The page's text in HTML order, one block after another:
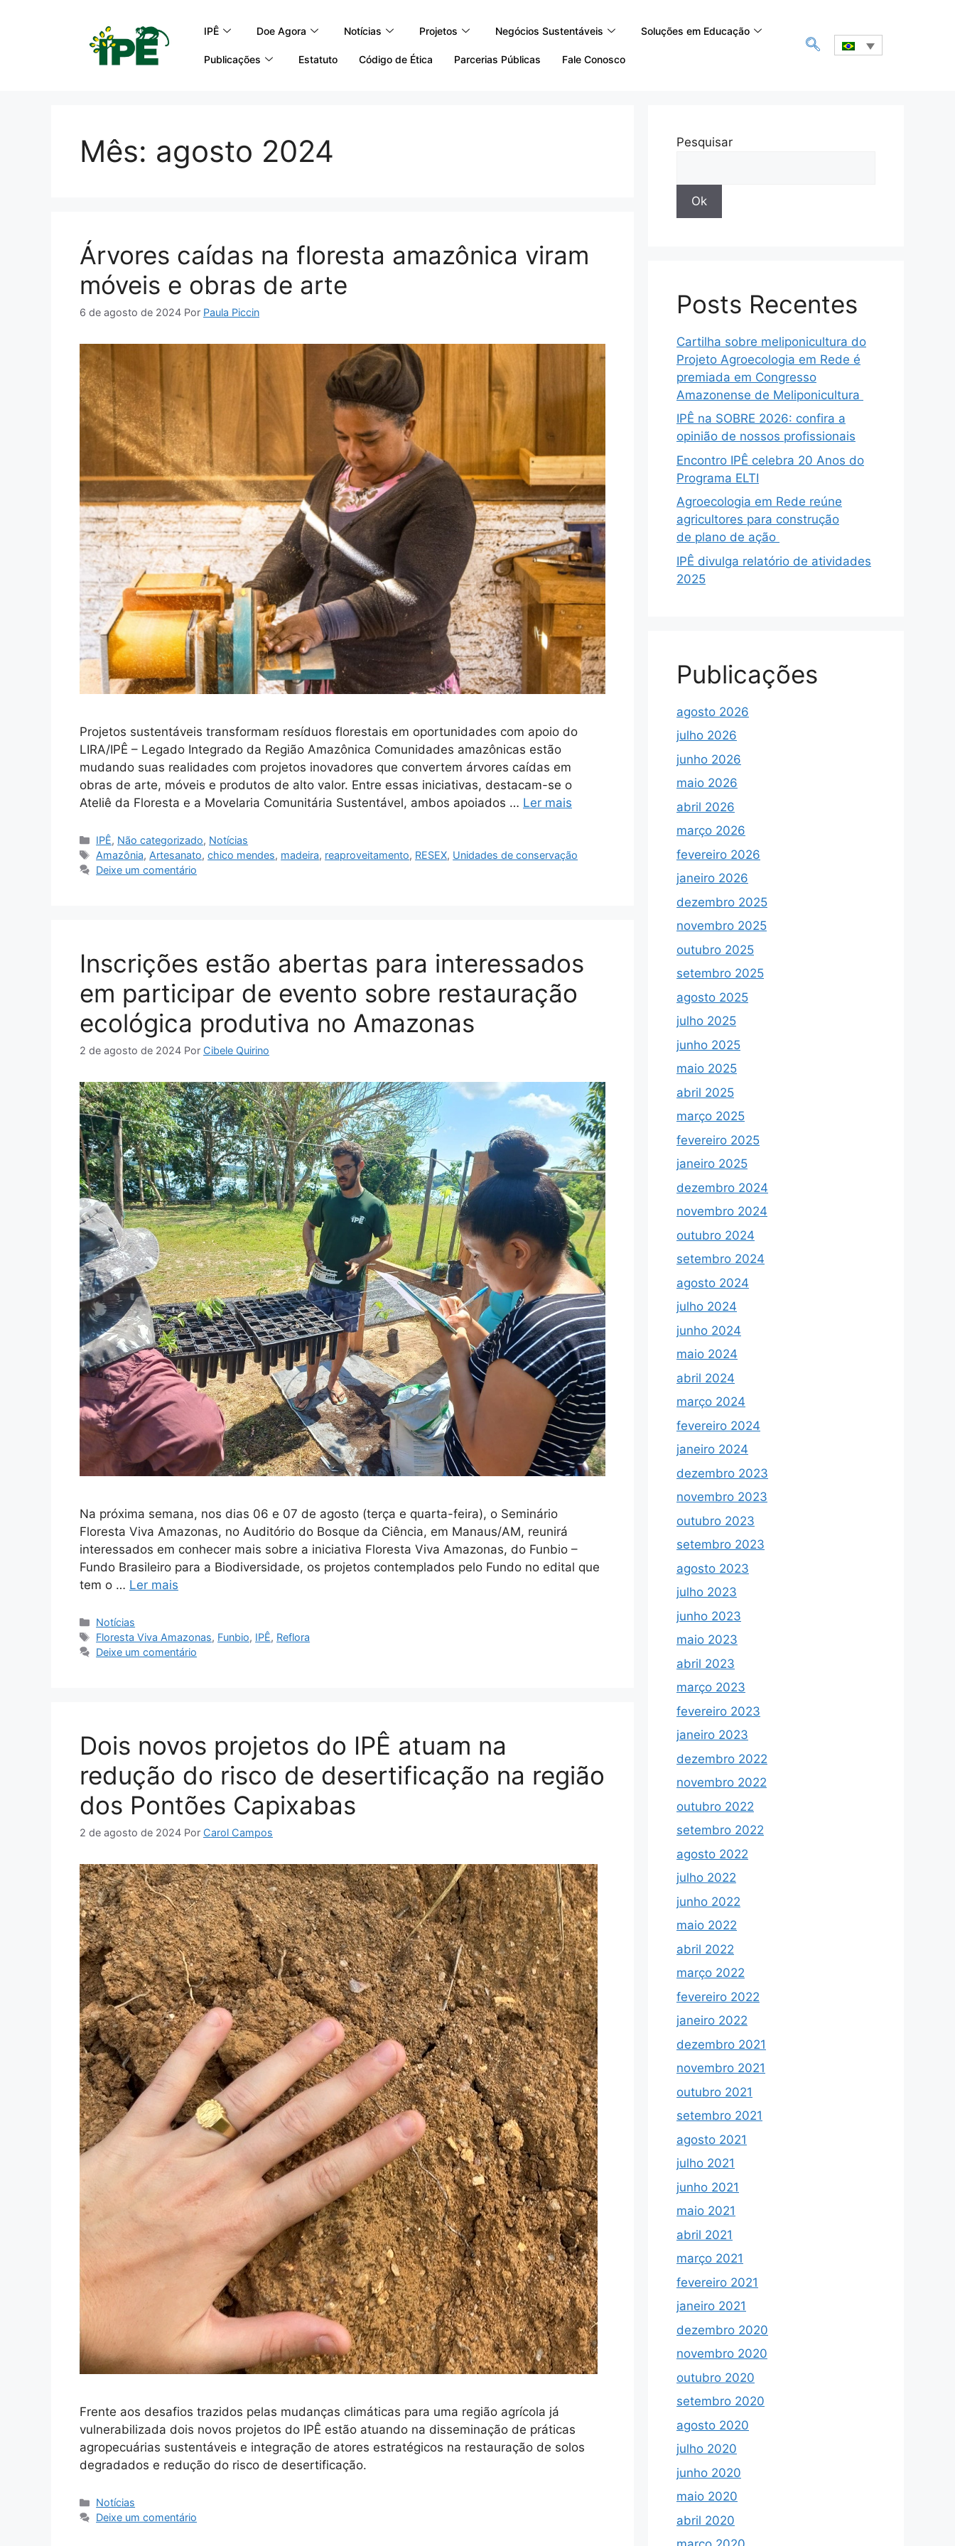
IPÊ Doe Agora Notícias Projetos Negócios Sustentáveis Soluções em Educação
Publicações Estatuto Código de Ética Parcerias Públicas Fale Conosco
Mês: agosto 2024
Árvores caídas na floresta amazônica viram
móveis e obras de arte
6 de agosto de 2024 Por Paula Piccin
Projetos sustentáveis transformam resíduos florestais em oportunidades com apoio do
LIRA/IPÊ – Legado Integrado da Região Amazônica Comunidades amazônicas estão
mudando suas realidades com projetos inovadores que convertem árvores caídas em
obras de arte, móveis e produtos de alto valor. Entre essas iniciativas, destacam-se o
Ateliê da Floresta e a Movelaria Comunitária Sustentável, ambos apoiados … Ler mais
IPÊ, Não categorizado, Notícias
Amazônia, Artesanato,chico mendes, madeira, reaproveitamento, RESEX, Unidades de conservação
Deixe um comentário
Inscrições estão abertas para interessados
em participar de evento sobre restauração
ecológica produtiva no Amazonas
2 de agosto de 2024 Por Cibele Quirino
Na próxima semana, nos dias 06 e 07 de agosto (terça e quarta-feira), o Seminário
Floresta Viva Amazonas, no Auditório do Bosque da Ciência, em Manaus/AM, reunirá
interessados em conhecer mais sobre a iniciativa Floresta Viva Amazonas, do Funbio –
Fundo Brasileiro para a Biodiversidade, os projetos contemplados pelo Fundo no edital que
tem o … Ler mais
Notícias
Floresta Viva Amazonas, Funbio, IPÊ, Reflora
Deixe um comentário
Dois novos projetos do IPÊ atuam na
redução do risco de desertificação na região
dos Pontões Capixabas
2 de agosto de 2024 Por Carol Campos
Frente aos desafios trazidos pelas mudanças climáticas para uma região agrícola já
vulnerabilizada dois novos projetos do IPÊ estão atuando na disseminação de práticas
agropecuárias sustentáveis e integração de atores estratégicos na restauração de solos
degradados e redução do risco de desertificação.
Notícias
Deixe um comentário
Pesquisar
Ok
Posts Recentes
Cartilha sobre meliponicultura do
Projeto Agroecologia em Rede é
premiada em Congresso
Amazonense de Meliponicultura
IPÊ na SOBRE 2026: confira a
opinião de nossos profissionais
Encontro IPÊ celebra 20 Anos do
Programa ELTI
Agroecologia em Rede reúne
agricultores para construção
de plano de ação
IPÊ divulga relatório de atividades
2025
Publicações
agosto 2026
julho 2026
junho 2026
maio 2026
abril 2026
março 2026
fevereiro 2026
janeiro 2026
dezembro 2025
novembro 2025
outubro 2025
setembro 2025
agosto 2025
julho 2025
junho 2025
maio 2025
abril 2025
março 2025
fevereiro 2025
janeiro 2025
dezembro 2024
novembro 2024
outubro 2024
setembro 2024
agosto 2024
julho 2024
junho 2024
maio 2024
abril 2024
março 2024
fevereiro 2024
janeiro 2024
dezembro 2023
novembro 2023
outubro 2023
setembro 2023
agosto 2023
julho 2023
junho 2023
maio 2023
abril 2023
março 2023
fevereiro 2023
janeiro 2023
dezembro 2022
novembro 2022
outubro 2022
setembro 2022
agosto 2022
julho 2022
junho 2022
maio 2022
abril 2022
março 2022
fevereiro 2022
janeiro 2022
dezembro 2021
novembro 2021
outubro 2021
setembro 2021
agosto 2021
julho 2021
junho 2021
maio 2021
abril 2021
março 2021
fevereiro 2021
janeiro 2021
dezembro 2020
novembro 2020
outubro 2020
setembro 2020
agosto 2020
julho 2020
junho 2020
maio 2020
abril 2020